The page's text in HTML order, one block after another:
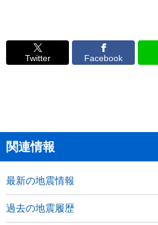
Twitter Facebook
関連情報
最新の地震情報
過去の地震履歴